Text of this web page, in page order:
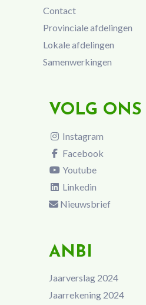
Contact
Provinciale afdelingen
Lokale afdelingen
Samenwerkingen
VOLG ONS
Instagram
Facebook
Youtube
Linkedin
Nieuwsbrief
ANBI
Jaarverslag 2024
Jaarrekening 2024